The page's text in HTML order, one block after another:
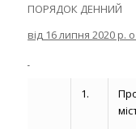
ПОРЯДОК ДЕННИЙ
від 16 липня 2020 р.
1.